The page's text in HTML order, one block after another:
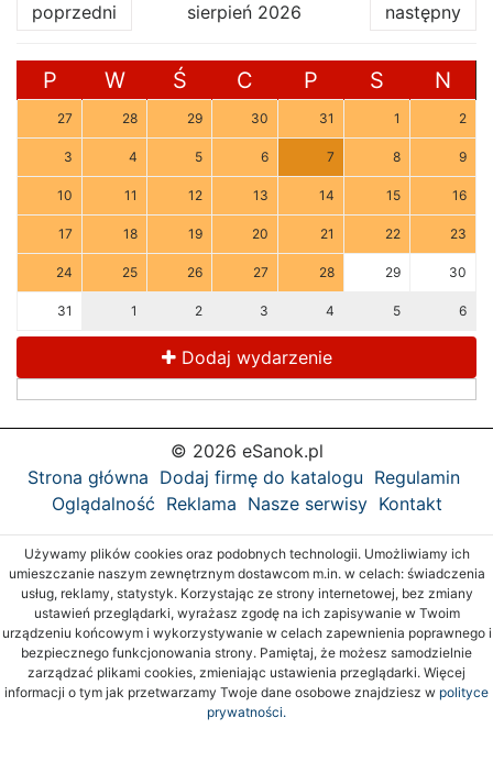
poprzedni sierpień 2026 następny
P W Ś C P S N
27 28 29 30 31 1 2
3 4 5 6 7 8 9
10 11 12 13 14 15 16
17 18 19 20 21 22 23
24 25 26 27 28 29 30
31 1 2 3 4 5 6
Dodaj wydarzenie
© 2026 eSanok.pl
Strona główna Dodaj firmę do katalogu Regulamin
Oglądalność Reklama Nasze serwisy Kontakt
Używamy plików cookies oraz podobnych technologii. Umożliwiamy ich
umieszczanie naszym zewnętrznym dostawcom m.in. w celach: świadczenia
usług, reklamy, statystyk. Korzystając ze strony internetowej, bez zmiany
ustawień przeglądarki, wyrażasz zgodę na ich zapisywanie w Twoim
urządzeniu końcowym i wykorzystywanie w celach zapewnienia poprawnego i
bezpiecznego funkcjonowania strony. Pamiętaj, że możesz samodzielnie
zarządzać plikami cookies, zmieniając ustawienia przeglądarki. Więcej
informacji o tym jak przetwarzamy Twoje dane osobowe znajdziesz w polityce
prywatności.